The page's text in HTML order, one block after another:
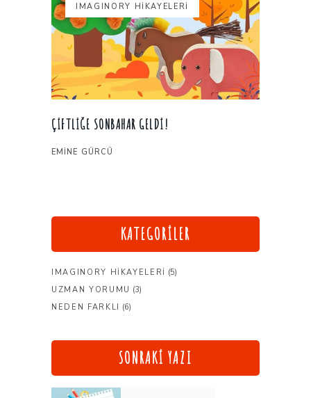
IMAGINORY HİKAYELERİ
ÇIFTLIĞE SONBAHAR GELDI!
EMINE GÜRCÜ
KATEGORILER
IMAGINORY HİKAYELERİ (5)
UZMAN YORUMU (3)
NEDEN FARKLI
(6)
SONRAKİ YAZI